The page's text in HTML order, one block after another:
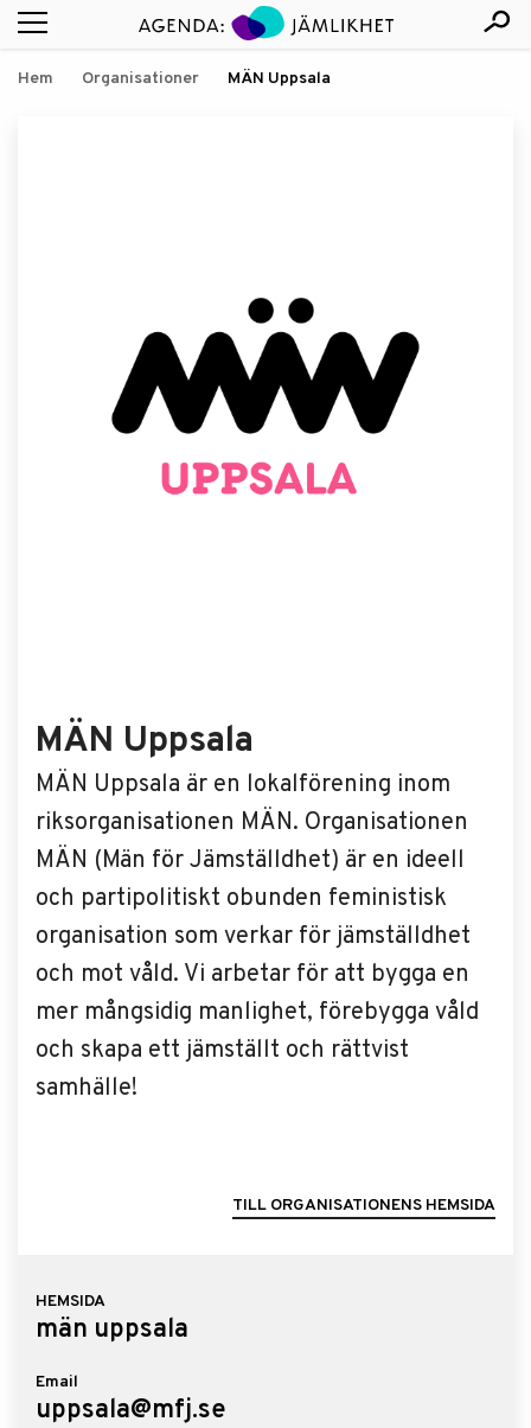
Hem Organisationer MÄN Uppsala
HEMSIDA
män uppsala
Email
uppsala@mfj.se
MÄN Uppsala
MÄN Uppsala är en lokalförening inom
riksorganisationen MÄN. Organisationen
MÄN (Män för Jämställdhet) är en ideell
och partipolitiskt obunden feministisk
organisation som verkar för jämställdhet
och mot våld. Vi arbetar för att bygga en
mer mångsidig manlighet, förebygga våld
och skapa ett jämställt och rättvist
samhälle!
TILL ORGANISATIONENS HEMSIDA